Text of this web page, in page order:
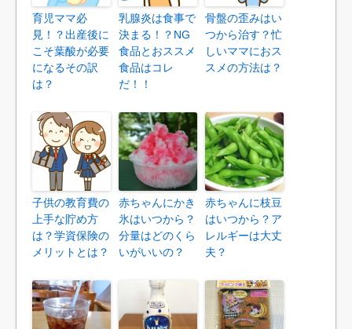
育児ママ必
見！？出産後に
こそ葉酸が必要
になるその訳
は？
乳腺炎は食事で
決まる！？NG
食品とおススメ
食品はコレ
だ！！
骨盤の歪みはい
つから治す？忙
しいママにおス
スメの方法は？
子供の教育費の
上手な貯め方
は？学資保険の
メリットとは？
赤ちゃんにかき
氷はいつから？
分量はどのくら
いがいいの？
赤ちゃんに枝豆
はいつから？ア
レルギーは大丈
夫？